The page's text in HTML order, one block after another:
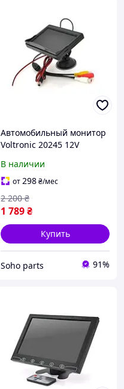
Автомобильный монитор
Voltronic 20245 12V
В наличии
от298₴/мес
1 789₴
2 200 ₴
Купить
Soho parts 91%